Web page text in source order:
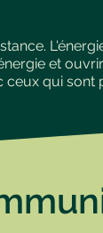
et
qui sont